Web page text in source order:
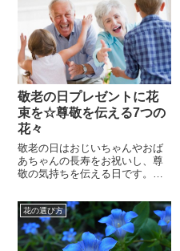
敬老の日プレゼントに花
束を☆尊敬を伝える7つの
花々
敬老の日はおじいちゃんやおば
あちゃんの長寿をお祝いし、尊
敬の気持ちを伝える日です。日
ゼントを贈るのなら、フラワー
ギフトがおすすめです。敬老の
日プレゼントに限らず、花は私
たちの心をなごませ優しい気持
花の選び方